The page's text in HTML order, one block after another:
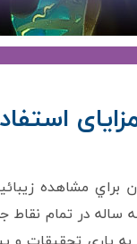
مشاهده
در تمام نقاط